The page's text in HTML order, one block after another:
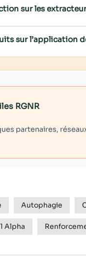
sur les
sur l’application
RGNR
partenaires,
Autophagie
Alpha